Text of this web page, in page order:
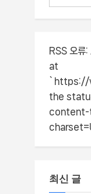
RSS 오류:
at
the
최신 글